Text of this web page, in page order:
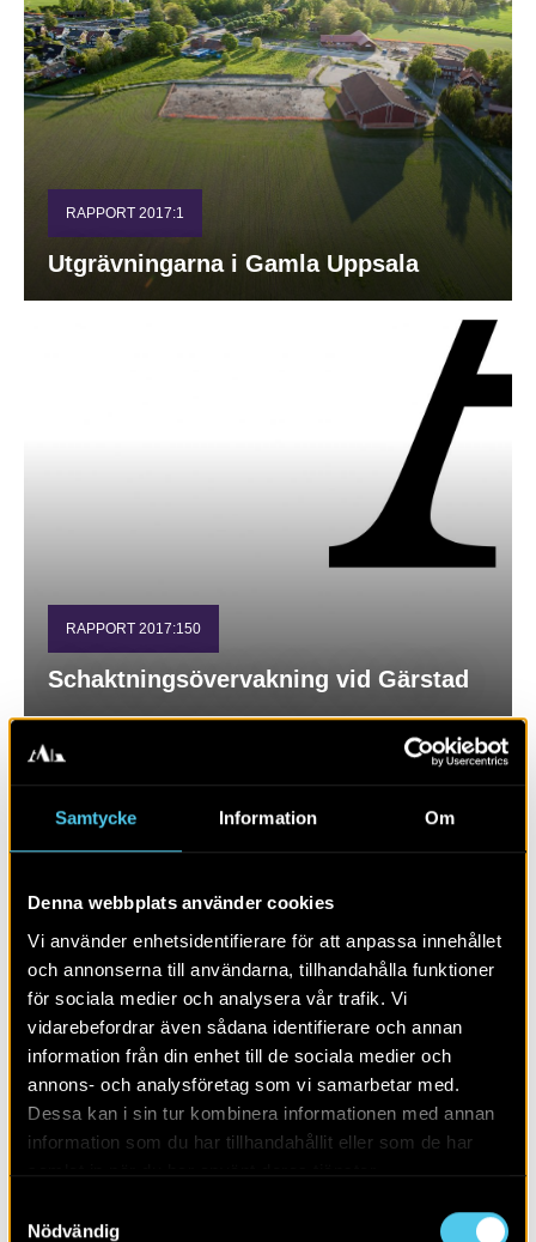
Samtycke Information Om
Denna webbplats använder cookies
Vi använder enhetsidentifierare för att anpassa innehållet
och annonserna till användarna, tillhandahålla funktioner
för sociala medier och analysera vår trafik. Vi
vidarebefordrar även sådana identifierare och annan
information från din enhet till de sociala medier och
annons- och analysföretag som vi samarbetar med.
Dessa kan i sin tur kombinera informationen med annan
information som du har tillhandahållit eller som de har
Nödvändig
RAPPORT 2017:1
Utgrävningarna i Gamla Uppsala
RAPPORT 2017:150
Schaktningsövervakning vid Gärstad
RAPPORT 2017:70
Krapperups trädgård